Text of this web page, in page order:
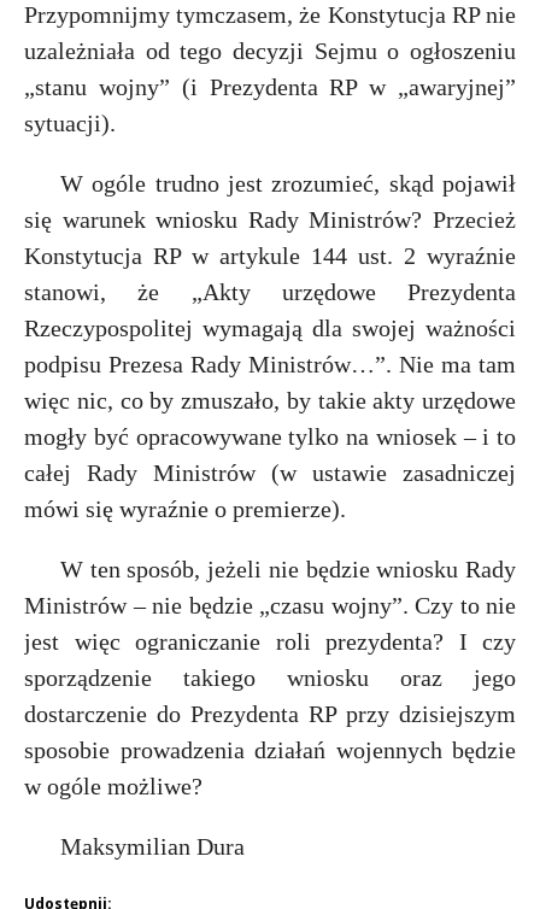
Przypomnijmy tymczasem, że Konstytucja RP nie
uzależniała od tego decyzji Sejmu o ogłoszeniu
„stanu wojny” (i Prezydenta RP w „awaryjnej”
sytuacji).
W ogóle trudno jest zrozumieć, skąd pojawił
się warunek wniosku Rady Ministrów? Przecież
Konstytucja RP w artykule 144 ust. 2 wyraźnie
stanowi, że „Akty urzędowe Prezydenta
Rzeczypospolitej wymagają dla swojej ważności
podpisu Prezesa Rady Ministrów…”. Nie ma tam
więc nic, co by zmuszało, by takie akty urzędowe
mogły być opracowywane tylko na wniosek – i to
całej Rady Ministrów (w ustawie zasadniczej
mówi się wyraźnie o premierze).
W ten sposób, jeżeli nie będzie wniosku Rady
Ministrów – nie będzie „czasu wojny”. Czy to nie
jest więc ograniczanie roli prezydenta? I czy
sporządzenie takiego wniosku oraz jego
dostarczenie do Prezydenta RP przy dzisiejszym
sposobie prowadzenia działań wojennych będzie
w ogóle możliwe?
Maksymilian Dura
Udostępnij: